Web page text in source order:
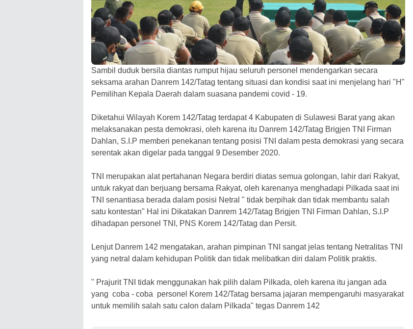
Sambil duduk bersila diantas rumput hijau seluruh personel mendengarkan secara
seksama arahan Danrem 142/Tatag tentang situasi dan kondisi saat ini menjelang hari "H"
Pemilihan Kepala Daerah dalam suasana pandemi covid - 19.
Diketahui Wilayah Korem 142/Tatag terdapat 4 Kabupaten di Sulawesi Barat yang akan
melaksanakan pesta demokrasi, oleh karena itu Danrem 142/Tatag Brigjen TNI Firman
Dahlan, S.I.P memberi penekanan tentang posisi TNI dalam pesta demokrasi yang secara
serentak akan digelar pada tanggal 9 Desember 2020.
TNI merupakan alat pertahanan Negara berdiri diatas semua golongan, lahir dari Rakyat,
untuk rakyat dan berjuang bersama Rakyat, oleh karenanya menghadapi Pilkada saat ini
TNI senantiasa berada dalam posisi Netral " tidak berpihak dan tidak membantu salah
satu kontestan" Hal ini Dikatakan Danrem 142/Tatag Brigjen TNI Firman Dahlan, S.I.P
dihadapan personel TNI, PNS Korem 142/Tatag dan Persit.
Lenjut Danrem 142 mengatakan, arahan pimpinan TNI sangat jelas tentang Netralitas TNI
yang netral dalam kehidupan Politik dan tidak melibatkan diri dalam Politik praktis.
" Prajurit TNI tidak menggunakan hak pilih dalam Pilkada, oleh karena itu jangan ada
yang coba - coba personel Korem 142/Tatag bersama jajaran mempengaruhi masyarakat
untuk memilih salah satu calon dalam Pilkada" tegas Danrem 142